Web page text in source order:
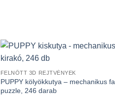
FELNŐTT 3D REJTVÉNYEK
PUPPY kölyökkutya – mechanikus fa
puzzle, 246 darab